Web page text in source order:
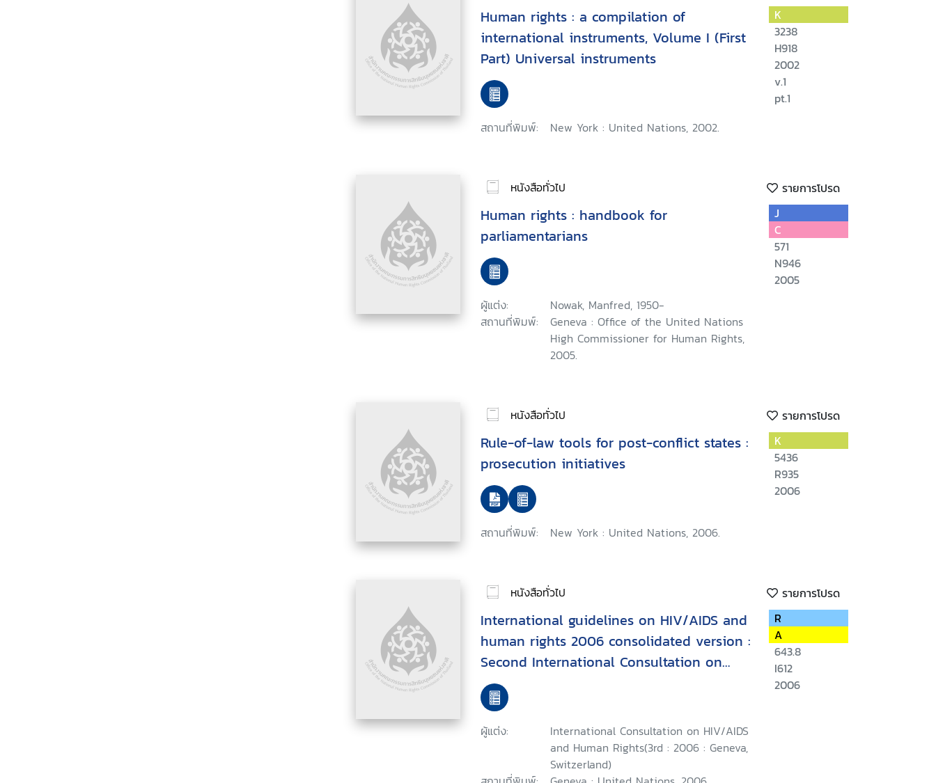
Human rights : a compilation of
international instruments, Volume I (First
Part) Universal instruments
สถานที่พิมพ์: New York : United Nations, 2002.
K
3238
H918
2002
v.1
pt.1
หนังสือทั่วไป รายการโปรด
Human rights : handbook for
parliamentarians
ผู้แต่ง:
Nowak, Manfred, 1950-
สถานที่พิมพ์:
Geneva : Office of the United Nations
High Commissioner for Human Rights,
2005.
J
C
571
N946
2005
หนังสือทั่วไป รายการโปรด
Rule-of-law tools for post-conflict states :
prosecution initiatives
สถานที่พิมพ์: New York : United Nations, 2006.
K
5436
R935
2006
หนังสือทั่วไป รายการโปรด
International guidelines on HIV/AIDS and
human rights 2006 consolidated version :
Second International Consultation on
HIV/AIDS and Human Rights, Geneva, 23-
25 September 1996, Third International
Consultation on HIV/AIDS and Human
Rights : Geneva, 25-26 July 2002
ผู้แต่ง:
International Consultation on HIV/AIDS
and Human Rights(3rd : 2006 : Geneva,
Switzerland)
R
A
643.8
I612
2006